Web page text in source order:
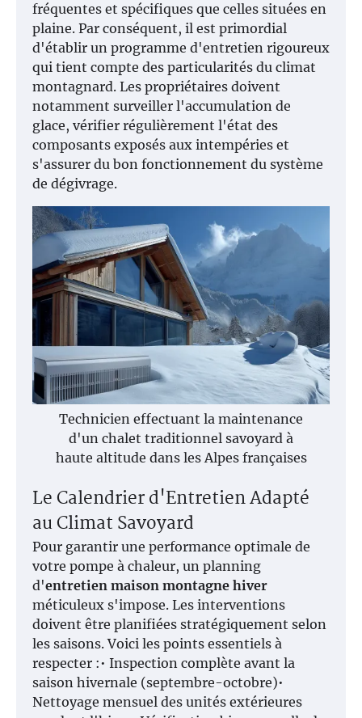
fréquentes et spécifiques que celles situées en
plaine. Par conséquent, il est primordial
d'établir un programme d'entretien rigoureux
qui tient compte des particularités du climat
montagnard. Les propriétaires doivent
notamment surveiller l'accumulation de
glace, vérifier régulièrement l'état des
composants exposés aux intempéries et
s'assurer du bon fonctionnement du système
de dégivrage.
Technicien effectuant la maintenance
d'un chalet traditionnel savoyard à
haute altitude dans les Alpes françaises
Le Calendrier d'Entretien Adapté
au Climat Savoyard
Pour garantir une performance optimale de
votre pompe à chaleur, un planning
d'entretien maison montagne hiver
méticuleux s'impose. Les interventions
doivent être planifiées stratégiquement selon
les saisons. Voici les points essentiels à
respecter :• Inspection complète avant la
saison hivernale (septembre-octobre)•
Nettoyage mensuel des unités extérieures